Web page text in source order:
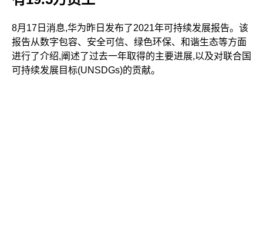
8月17日消息,华为昨日发布了2021年可持续发展报告。该
报告从数字包容、安全可信、绿色环保、和谐生态等方面
进行了介绍,阐述了过去一年取得的主要进展,以及对联合国
可持续发展目标(UNSDGs)的贡献。